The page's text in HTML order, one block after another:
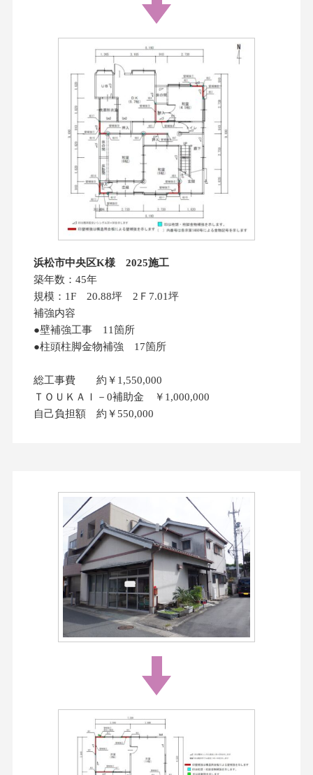
浜松市中央区K様 2025施工
築年数：45年
規模：1F 20.88坪 2Ｆ7.01坪
補強内容
●壁補強工事 11箇所
●柱頭柱脚金物補強 17箇所
総工事費 約￥1,550,000
ＴＯＵＫＡＩ－0補助金 ￥1,000,000
自己負担額 約￥550,000